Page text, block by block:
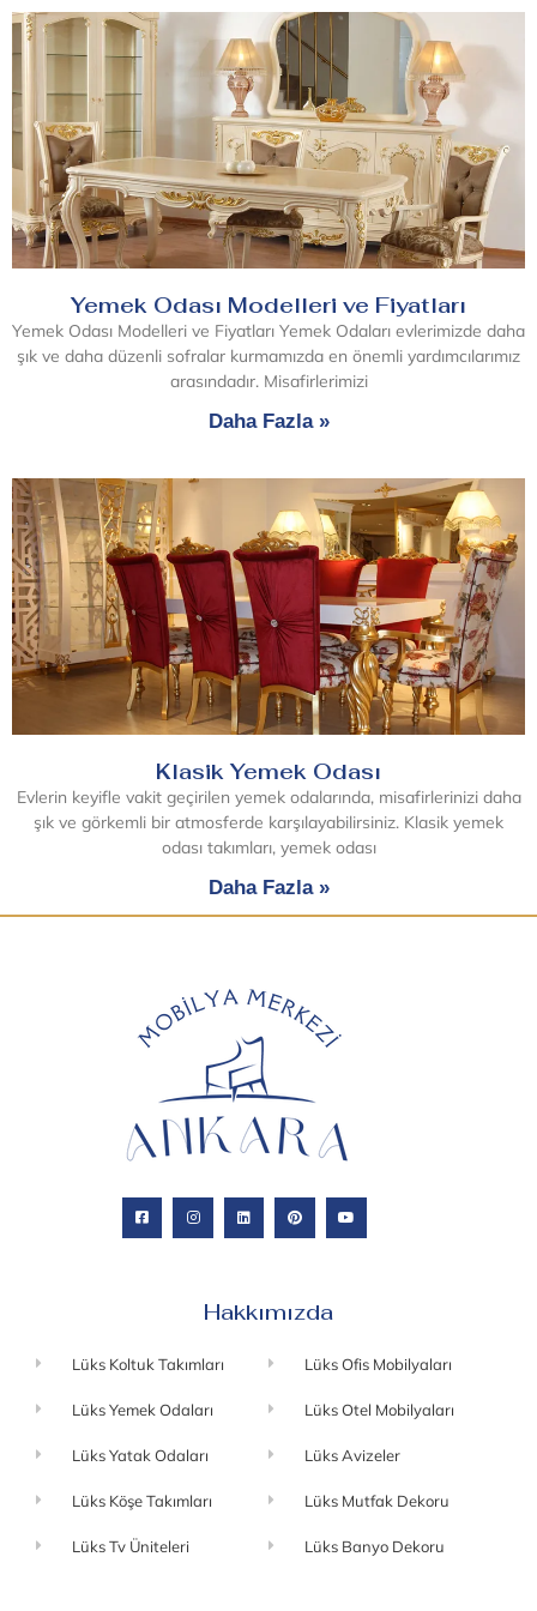
Yemek Odası Modelleri ve Fiyatları
Yemek Odası Modelleri ve Fiyatları Yemek Odaları evlerimizde daha
şık ve daha düzenli sofralar kurmamızda en önemli yardımcılarımız
arasındadır. Misafirlerimizi
Daha Fazla »
Klasik Yemek Odası
Evlerin keyifle vakit geçirilen yemek odalarında, misafirlerinizi daha
şık ve görkemli bir atmosferde karşılayabilirsiniz. Klasik yemek
odası takımları, yemek odası
Daha Fazla »
Hakkımızda
Lüks Koltuk Takımları
Lüks Yemek Odaları
Lüks Yatak Odaları
Lüks Köşe Takımları
Lüks Tv Üniteleri
Lüks Ofis Mobilyaları
Lüks Otel Mobilyaları
Lüks Avizeler
Lüks Mutfak Dekoru
Lüks Banyo Dekoru